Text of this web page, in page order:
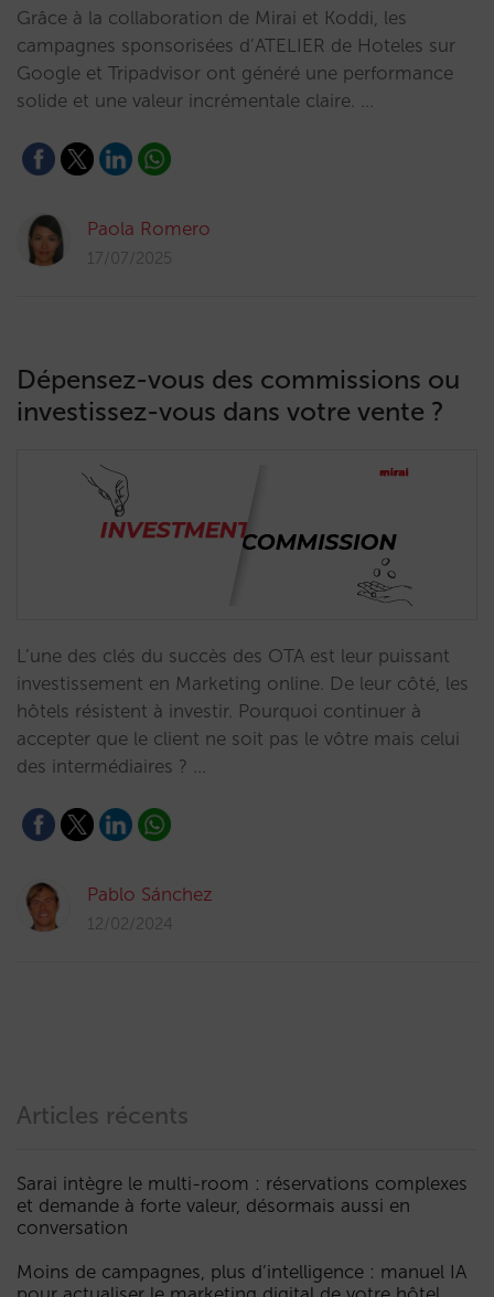
Grâce à la collaboration de Mirai et Koddi, les
campagnes sponsorisées d’ATELIER de Hoteles sur
Google et Tripadvisor ont généré une performance
solide et une valeur incrémentale claire. …
Paola Romero
17/07/2025
Dépensez-vous des commissions ou
investissez-vous dans votre vente ?
L’une des clés du succès des OTA est leur puissant
investissement en Marketing online. De leur côté, les
hôtels résistent à investir. Pourquoi continuer à
accepter que le client ne soit pas le vôtre mais celui
des intermédiaires ? …
Pablo Sánchez
12/02/2024
Articles récents
Sarai intègre le multi-room : réservations complexes
et demande à forte valeur, désormais aussi en
conversation
Moins de campagnes, plus d’intelligence : manuel IA